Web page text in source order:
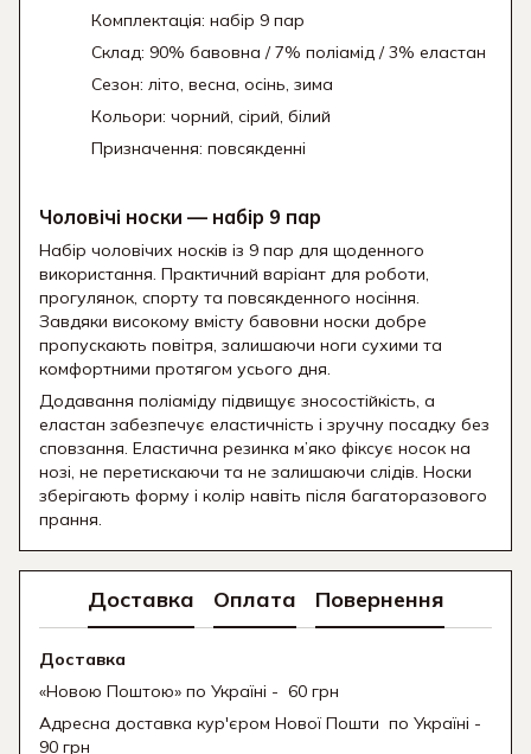
Комплектація: набір 9 пар
Склад: 90% бавовна / 7% поліамід / 3% еластан
Сезон: літо, весна, осінь, зима
Кольори: чорний, сірий, білий
Призначення: повсякденні
Чоловічі носки — набір 9 пар
Набір чоловічих носків із 9 пар для щоденного
використання. Практичний варіант для роботи,
прогулянок, спорту та повсякденного носіння.
Завдяки високому вмісту бавовни носки добре
пропускають повітря, залишаючи ноги сухими та
комфортними протягом усього дня.
Додавання поліаміду підвищує зносостійкість, а
еластан забезпечує еластичність і зручну посадку без
сповзання. Еластична резинка м’яко фіксує носок на
нозі, не перетискаючи та не залишаючи слідів. Носки
зберігають форму і колір навіть після багаторазового
прання.
Доставка Оплата Повернення
Доставка
«Новою Поштою» по Україні - 60 грн
Адресна доставка кур'єром Нової Пошти по Україні -
90 грн